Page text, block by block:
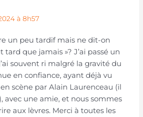
à 8h57
un peu tardif mais ne dit-on
tard que jamais »? J’ai passé un
souvent ri malgré la gravité du
en confiance, ayant déjà vu
scène par Alain Laurenceau (il
avec une amie, et nous sommes
aux lèvres. Merci à toutes les